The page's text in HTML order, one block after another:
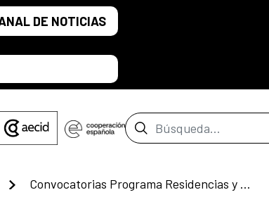
DE NOTICIAS
Barra de búsqueda
Convocatorias Programa Residencias y Rueda 2025-2026 I Academia de Cine España